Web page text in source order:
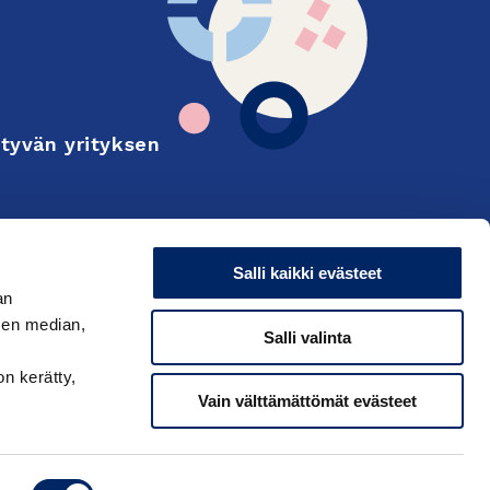
median,
kerätty,
Salli kaikki evästeet
Salli valinta
Vain välttämättömät evästeet
yrityksen